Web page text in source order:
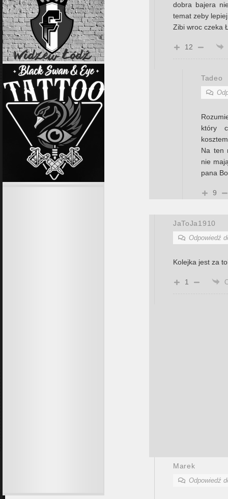
dobra bajera
temat zeby
Zibi wroc czeka
12
Tadeo
który
Na ten
nie
pana
9
JaToJa1910
Odpowiedź
Kolejka jest za
1
Marek
Odpowiedź